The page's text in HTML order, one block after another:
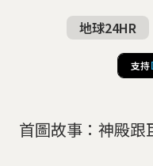
地球24HR
支持
首圖故事：神殿跟